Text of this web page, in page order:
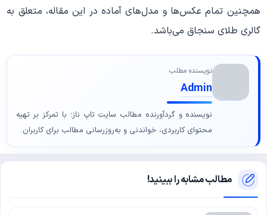
همچنین تمام عکس‌ها و مدل‌های آماده در این مقاله، متعلق به
گالری طلای سنجاق می‌باشد.
نویسنده مطلب
Admin
نویسنده و گردآورنده مطالب سایت تاپ ناز؛ با تمرکز بر تهیه
محتوای کاربردی، خواندنی و به‌روزرسانی مطالب برای کاربران.
مطالب مشابه را ببینید!